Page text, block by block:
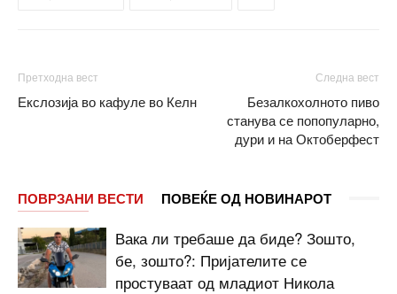
Претходна вест
Екслозија во кафуле во Келн
Следна вест
Безалкохолното пиво
станува се попопуларно,
дури и на Октоберфест
ПОВРЗАНИ ВЕСТИ ПОВЕЌЕ ОД НОВИНАРОТ
Вака ли требаше да биде? Зошто,
бе, зошто?: Пријателите се
простуваат од младиот Никола